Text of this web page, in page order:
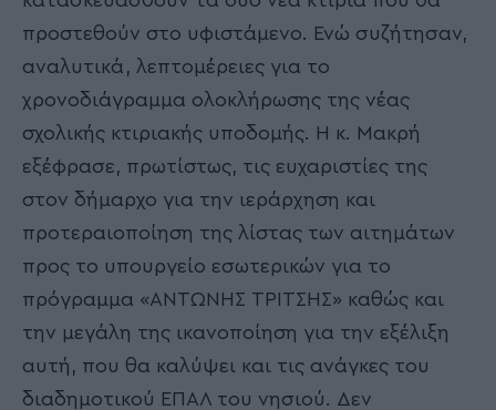
προστεθούν στο υφιστάμενο. Ενώ συζήτησαν,
αναλυτικά, λεπτομέρειες για το
χρονοδιάγραμμα ολοκλήρωσης της νέας
σχολικής κτιριακής υποδομής. Η κ. Μακρή
εξέφρασε, πρωτίστως, τις ευχαριστίες της
στον δήμαρχο για την ιεράρχηση και
προτεραιοποίηση της λίστας των αιτημάτων
προς το υπουργείο εσωτερικών για το
πρόγραμμα «ΑΝΤΩΝΗΣ ΤΡΙΤΣΗΣ» καθώς και
την μεγάλη της ικανοποίηση για την εξέλιξη
αυτή, που θα καλύψει και τις ανάγκες του
διαδημοτικού ΕΠΑΛ του νησιού. Δεν